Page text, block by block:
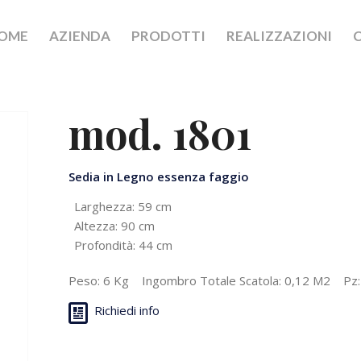
AZIENDA PRODOTTI REALIZZAZIONI
mod. 1801
Sedia in Legno essenza faggio
Larghezza: 59 cm
Altezza: 90 cm
Profondità: 44 cm
Peso: 6 Kg Ingombro Totale Scatola: 0,12 M2
Richiedi info